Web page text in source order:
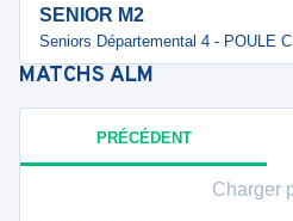
SENIOR M2
Seniors Départemental 4 - POULE
MATCHS ALM
PRÉCÉDENT
Charger